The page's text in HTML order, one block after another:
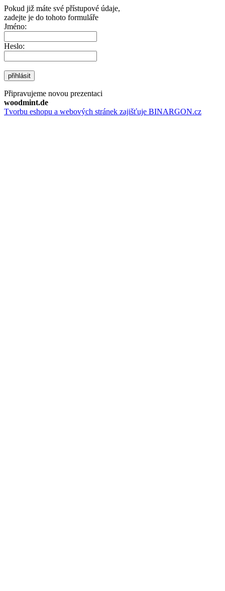
Pokud již máte své přístupové údaje,
zadejte je do tohoto formuláře
Jméno:
Heslo:
přihlásit
Připravujeme novou prezentaci
woodmint.de
Tvorbu eshopu a webových stránek zajišťuje BINARGON.cz